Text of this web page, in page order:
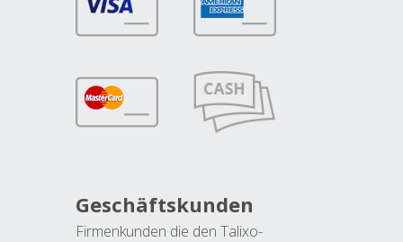
Geschäftskunden
Firmenkunden die den Talixo-